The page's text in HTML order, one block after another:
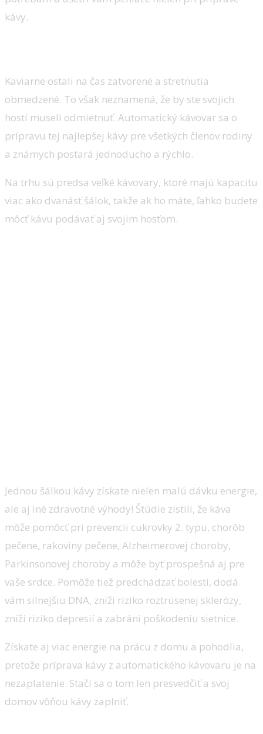
kávy.
Kaviarne ostali na čas zatvorené a stretnutia
obmedzené. To však neznamená, že by ste svojich
hostí museli odmietnuť. Automatický kávovar sa o
prípravu tej najlepšej kávy pre všetkých členov rodiny
a známych postará jednoducho a rýchlo.
Na trhu sú predsa veľké kávovary, ktoré majú kapacitu
viac ako dvanásť šálok, takže ak ho máte, ľahko budete
môcť kávu podávať aj svojim hosťom.
Jednou šálkou kávy získate nielen malú dávku energie,
ale aj iné zdravotné výhody! Štúdie zistili, že káva
môže pomôcť pri prevencii cukrovky 2. typu, chorôb
pečene, rakoviny pečene, Alzheimerovej choroby,
Parkinsonovej choroby a môže byť prospešná aj pre
vaše srdce. Pomôže tiež predchádzať bolesti, dodá
vám silnejšiu DNA, zníži riziko roztrúsenej sklerózy,
zníži riziko depresií a zabráni poškodeniu sietnice.
Získate aj viac energie na prácu z domu a pohodlia,
pretože príprava kávy z automatického kávovaru je na
nezaplatenie. Stačí sa o tom len presvedčiť a svoj
domov vôňou kávy zaplniť.